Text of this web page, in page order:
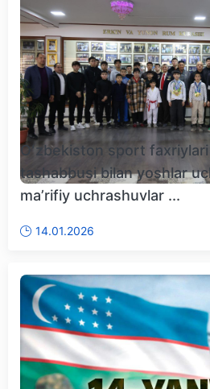
Oʻzbekiston sport
tashabbusi bilan yoshlar
maʼrifiy uchrashuvlar ...
14.01.2026